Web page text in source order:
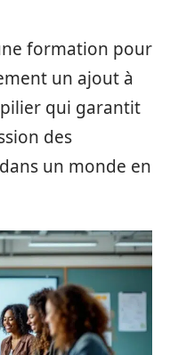
formation pour
un ajout à
pilier qui garantit
des
un monde en